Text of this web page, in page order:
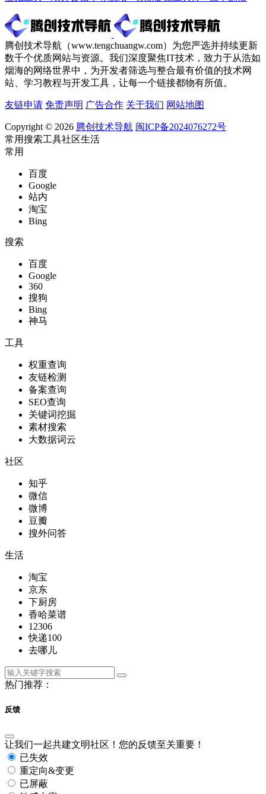
腾创技术导航（www.tengchuangw.com）为您严选并持续更新
数千个优质网站与资源。我们深度聚焦IT技术，致力于从浩如
烟海的网络世界中，为开发者筛选与整合最有价值的技术网
站、学习教程与开发工具，让每一个链接都物有所值。
友链申请 免责声明 广告合作 关于我们 网站地图
Copyright © 2026 腾创技术导航 闽ICP备2024076272号
常用搜索工具社区生活
常用
百度
Google
站内
淘宝
Bing
搜索
百度
Google
360
搜狗
Bing
神马
工具
权重查询
友链检测
备案查询
SEO查询
关键词挖掘
素材搜索
大数据词云
社区
知乎
微信
微博
豆瓣
搜外问答
生活
淘宝
京东
下厨房
香哈菜谱
12306
快递100
去哪儿
热门推荐：
反馈
让我们一起共建文明社区！您的反馈至关重要！
已失效
重定向&变更
已屏蔽